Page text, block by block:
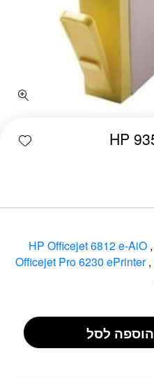
HP Officejet 6812 e-AiO ,
Officejet Pro 6230 ePrinter ,
הוספה לסל